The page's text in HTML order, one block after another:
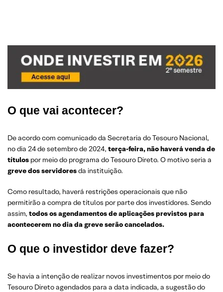
O que vai acontecer?
De acordo com comunicado da Secretaria do Tesouro Nacional,
no dia 24 de setembro de 2024, terça-feira, não haverá venda de
títulos por meio do programa do Tesouro Direto. O motivo seria a
greve dos servidoresda instituição.
Como resultado, haverá restrições operacionais que não
permitirão a compra de títulos por parte dos investidores. Sendo
assim, todos os agendamentos de aplicações previstos para
acontecerem no dia da greve serão cancelados.
O que o investidor deve fazer?
Se havia a intenção de realizar novos investimentos por meio do
Tesouro Direto agendados para a data indicada, a sugestão do